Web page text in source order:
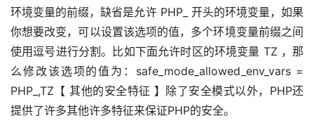
环境变量的前缀，缺省是允许 PHP_ 开头的环境变量，如果
你想要改变，可以设置该选项的值，多个环境变量前缀之间
使用逗号进行分割。比如下面允许时区的环境变量 TZ ，那
么修改该选项的值为：safe_mode_allowed_env_vars =
PHP_,TZ【 其他的安全特征 】除了安全模式以外，PHP还
提供了许多其他许多特征来保证PHP的安全。